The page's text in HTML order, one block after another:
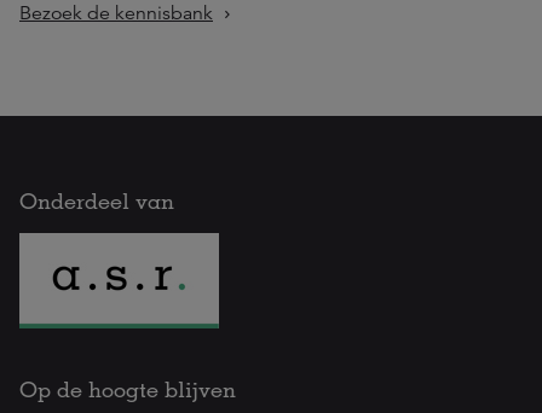
Bezoek de kennisbank
Onderdeel van
Op de hoogte blijven